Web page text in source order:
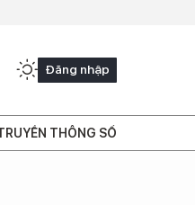
Đăng nhập
THÔNG SỐ